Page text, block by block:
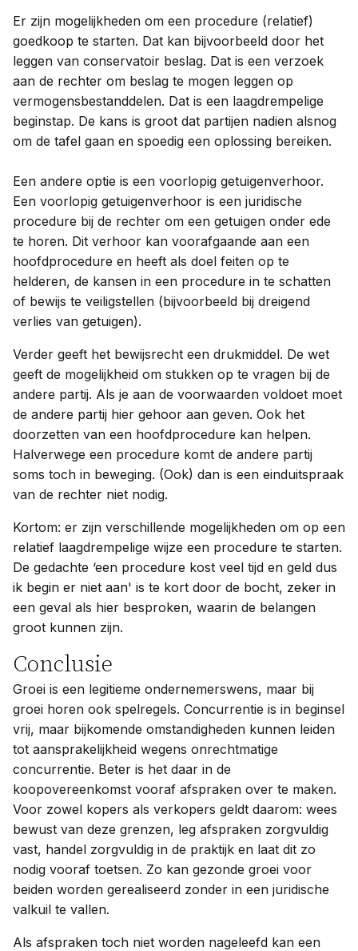
Er zijn mogelijkheden om een procedure (relatief)
goedkoop te starten. Dat kan bijvoorbeeld door het
leggen van conservatoir beslag. Dat is een verzoek
aan de rechter om beslag te mogen leggen op
vermogensbestanddelen. Dat is een laagdrempelige
beginstap. De kans is groot dat partijen nadien alsnog
om de tafel gaan en spoedig een oplossing bereiken.
Een andere optie is een voorlopig getuigenverhoor.
Een voorlopig getuigenverhoor is een juridische
procedure bij de rechter om een getuigen onder ede
te horen. Dit verhoor kan voorafgaande aan een
hoofdprocedure en heeft als doel feiten op te
helderen, de kansen in een procedure in te schatten
of bewijs te veiligstellen (bijvoorbeeld bij dreigend
verlies van getuigen).
Verder geeft het bewijsrecht een drukmiddel. De wet
geeft de mogelijkheid om stukken op te vragen bij de
andere partij. Als je aan de voorwaarden voldoet moet
de andere partij hier gehoor aan geven. Ook het
doorzetten van een hoofdprocedure kan helpen.
Halverwege een procedure komt de andere partij
soms toch in beweging. (Ook) dan is een einduitspraak
van de rechter niet nodig.
Kortom: er zijn verschillende mogelijkheden om op een
relatief laagdrempelige wijze een procedure te starten.
De gedachte ‘een procedure kost veel tijd en geld dus
ik begin er niet aan' is te kort door de bocht, zeker in
een geval als hier besproken, waarin de belangen
groot kunnen zijn.
Conclusie
Groei is een legitieme ondernemerswens, maar bij
groei horen ook spelregels. Concurrentie is in beginsel
vrij, maar bijkomende omstandigheden kunnen leiden
tot aansprakelijkheid wegens onrechtmatige
concurrentie. Beter is het daar in de
koopovereenkomst vooraf afspraken over te maken.
Voor zowel kopers als verkopers geldt daarom: wees
bewust van deze grenzen, leg afspraken zorgvuldig
vast, handel zorgvuldig in de praktijk en laat dit zo
nodig vooraf toetsen. Zo kan gezonde groei voor
beiden worden gerealiseerd zonder in een juridische
valkuil te vallen.
Als afspraken toch niet worden nageleefd kan een